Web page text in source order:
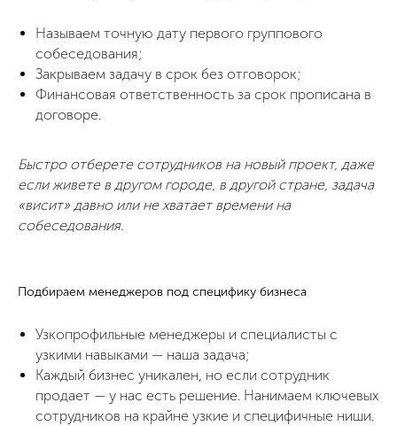
Называем точную дату первого группового
собеседования;
Закрываем задачу в срок без отговорок;
Финансовая ответственность за срок прописана в
договоре.
Быстро отберете сотрудников на новый проект, даже
если живете в другом городе, в другой стране, задача
«висит» давно или не хватает времени на
собеседования.
Подбираем менеджеров под специфику бизнеса
Узкопрофильные менеджеры и специалисты с
узкими навыками — наша задача;
Каждый бизнес уникален, но если сотрудник
продает — у нас есть решение. Нанимаем ключевых
сотрудников на крайне узкие и специфичные ниши.